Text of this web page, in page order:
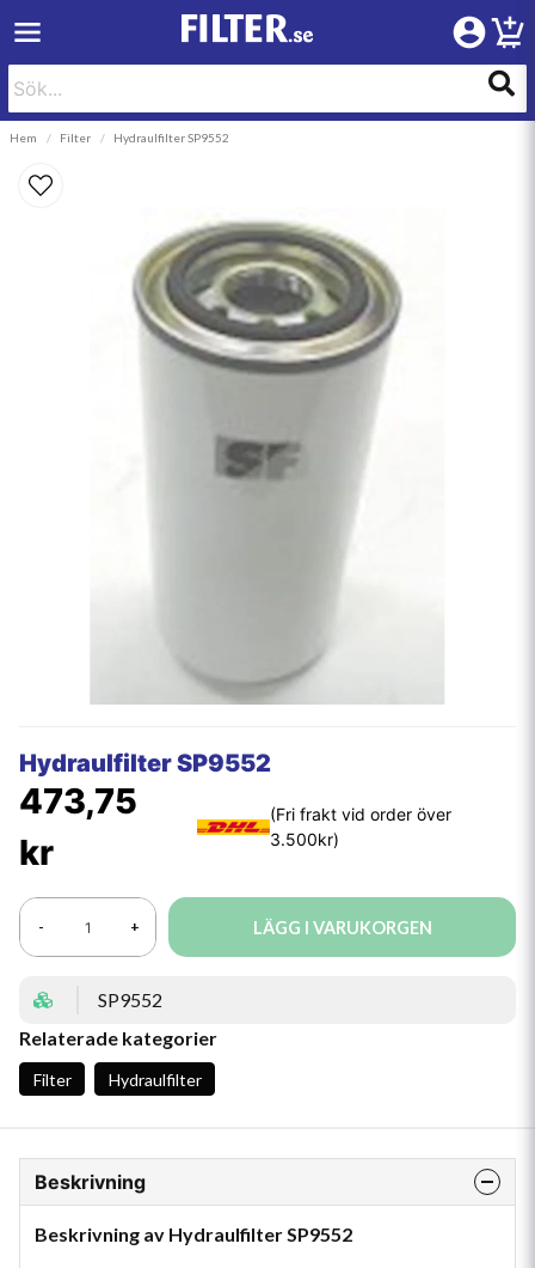
Hem Filter Hydraulfilter SP9552
Hydraulfilter SP9552
473,75
kr
- + LÄGG I VARUKORGEN
SP9552
Relaterade kategorier
Filter Hydraulfilter
Beskrivning
Beskrivning av Hydraulfilter SP9552